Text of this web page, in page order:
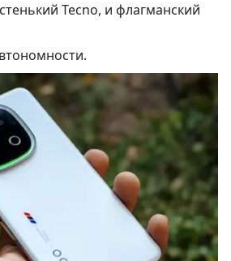
Tecno, и флагманский